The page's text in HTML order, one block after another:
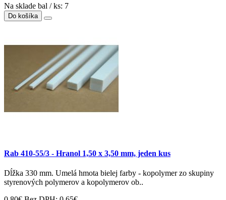
Na sklade bal / ks: 7
Do košíka
Rab 410-55/3 - Hranol 1,50 x 3,50 mm, jeden kus
Dĺžka 330 mm. Umelá hmota bielej farby - kopolymer zo skupiny
styrenových polymerov a kopolymerov ob..